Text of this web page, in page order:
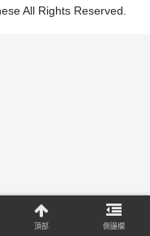
All Rights Reserved.
頂部 側邊欄